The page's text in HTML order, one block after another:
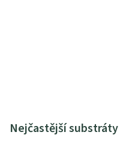
Nejčastější substráty